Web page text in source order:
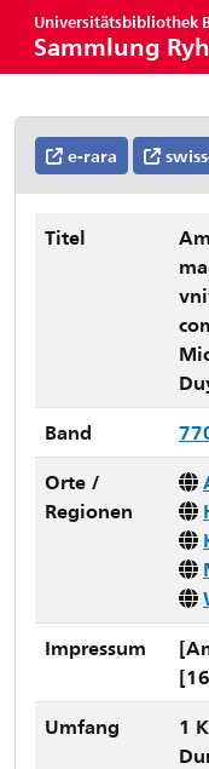
Universitätsbibliothek
Sammlung
e-rara
Titel
Band
Orte /
Regionen
Impressum
Umfang
1